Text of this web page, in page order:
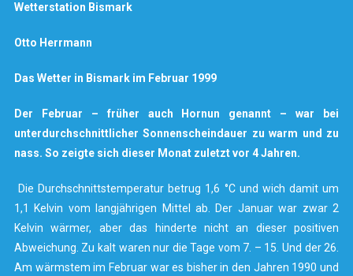
Wetterstation Bismark
Otto Herrmann
Das Wetter in Bismark im Februar 1999
Der Februar – früher auch Hornun genannt – war bei
unterdurchschnittlicher Sonnenscheindauer zu warm und zu
nass. So zeigte sich dieser Monat zuletzt vor 4 Jahren.
Die Durchschnittstemperatur betrug 1,6 °C und wich damit um
1,1 Kelvin vom langjährigen Mittel ab. Der Januar war zwar 2
Kelvin wärmer, aber das hinderte nicht an dieser positiven
Abweichung. Zu kalt waren nur die Tage vom 7. – 15. Und der 26.
Am wärmstem im Februar war es bisher in den Jahren 1990 und